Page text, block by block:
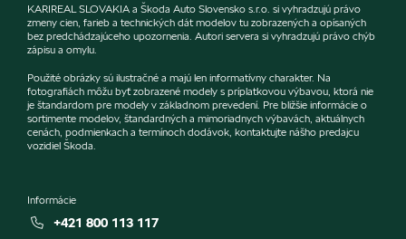
KARIREAL SLOVAKIA a Škoda Auto Slovensko s.r.o. si vyhradzujú právo
zmeny cien, farieb a technických dát modelov tu zobrazených a opísaných
bez predchádzajúceho upozornenia. Autori servera si vyhradzujú právo chýb
zápisu a omylu.
Použité obrázky sú ilustračné a majú len informatívny charakter. Na
fotografiách môžu byť zobrazené modely s príplatkovou výbavou, ktorá nie
je štandardom pre modely v základnom prevedení. Pre bližšie informácie o
sortimente modelov, štandardných a mimoriadnych výbavách, aktuálnych
cenách, podmienkach a termínoch dodávok, kontaktujte nášho predajcu
vozidiel Škoda.
Informácie
+421 800 113 117